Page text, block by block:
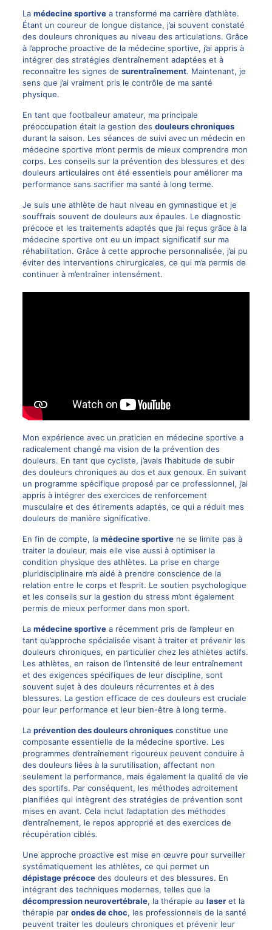
La médecine sportivea transformé ma carrière d’athlète.
Étant un coureur de longue distance, j’ai souvent constaté
des douleurs chroniques au niveau des articulations. Grâce
à l’approche proactive de la médecine sportive, j’ai appris à
intégrer des stratégies d’entraînement adaptées et à
reconnaître les signes de surentraînement. Maintenant, je
sens que j’ai vraiment pris le contrôle de ma santé
physique.
En tant que footballeur amateur, ma principale
préoccupation était la gestion des douleurs chroniques
durant la saison. Les séances de suivi avec un médecin en
médecine sportive m’ont permis de mieux comprendre mon
corps. Les conseils sur la prévention des blessures et des
douleurs articulaires ont été essentiels pour améliorer ma
performance sans sacrifier ma santé à long terme.
Je suis une athlète de haut niveau en gymnastique et je
souffrais souvent de douleurs aux épaules. Le diagnostic
précoce et les traitements adaptés que j’ai reçus grâce à la
médecine sportive ont eu un impact significatif sur ma
réhabilitation. Grâce à cette approche personnalisée, j’ai pu
éviter des interventions chirurgicales, ce qui m’a permis de
continuer à m’entraîner intensément.
Mon expérience avec un praticien en médecine sportive a
radicalement changé ma vision de la prévention des
douleurs. En tant que cycliste, j’avais l’habitude de subir
des douleurs chroniques au dos et aux genoux. En suivant
un programme spécifique proposé par ce professionnel, j’ai
appris à intégrer des exercices de renforcement
musculaire et des étirements adaptés, ce qui a réduit mes
douleurs de manière significative.
En fin de compte, la médecine sportivene se limite pas à
traiter la douleur, mais elle vise aussi à optimiser la
condition physique des athlètes. La prise en charge
pluridisciplinaire m’a aidé à prendre conscience de la
relation entre le corps et l’esprit. Le soutien psychologique
et les conseils sur la gestion du stress m’ont également
permis de mieux performer dans mon sport.
La médecine sportivea récemment pris de l’ampleur en
tant qu’approche spécialisée visant à traiter et prévenir les
douleurs chroniques, en particulier chez les athlètes actifs.
Les athlètes, en raison de l’intensité de leur entraînement
et des exigences spécifiques de leur discipline, sont
souvent sujet à des douleurs récurrentes et à des
blessures. La gestion efficace de ces douleurs est cruciale
pour leur performance et leur bien-être à long terme.
La prévention des douleurs chroniquesconstitue une
composante essentielle de la médecine sportive. Les
programmes d’entraînement rigoureux peuvent conduire à
des douleurs liées à la surutilisation, affectant non
seulement la performance, mais également la qualité de vie
des sportifs. Par conséquent, les méthodes adroitement
planifiées qui intègrent des stratégies de prévention sont
mises en avant. Cela inclut l’adaptation des méthodes
d’entraînement, le repos approprié et des exercices de
récupération ciblés.
Une approche proactive est mise en œuvre pour surveiller
systématiquement les athlètes, ce qui permet un
dépistage précocedes douleurs et des blessures. En
intégrant des techniques modernes, telles que la
décompression neurovertébrale, la thérapie au laseret la
thérapie par ondes de choc, les professionnels de la santé
peuvent traiter les douleurs chroniques et prévenir leur